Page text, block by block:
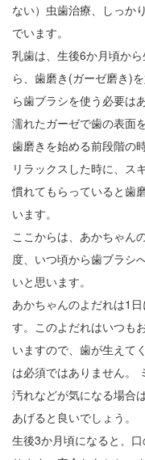
ない）虫歯治療、しっか
でいます。
乳歯は、生後6か月頃か
ら、歯磨き(ガーゼ磨き)
ら歯ブラシを使う必要は
濡れたガーゼで歯の表面
歯磨きを始める前段階の
リラックスした時に、ス
慣れてもらっていると歯
います。
ここからは、あかちゃん
度、いつ頃から歯ブラシ
いと思います。
あかちゃんのよだれは1
す。このよだれはいつも
いますので、歯が生えて
は必須ではありません。
汚れなどが気になる場合
あげると良いでしょう。
生後3か月頃になると、